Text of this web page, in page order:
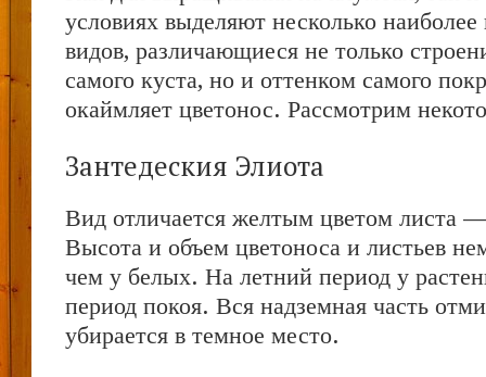
условиях выделяют несколько
видов, различающиеся не только
самого куста, но и оттенком самого
окаймляет цветонос. Рассмотрим
Зантедеския Элиота
Вид отличается желтым цветом листа
Высота и объем цветоноса и листьев
чем у белых. На летний период у
период покоя. Вся надземная часть
убирается в темное место.